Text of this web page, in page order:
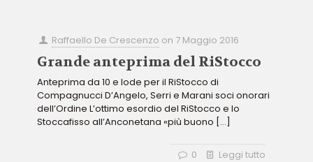
Raffaello De Crescenzo on 7 Maggio 2016
Grande anteprima del RiStocco
Anteprima da 10 e lode per il RiStocco di
Compagnucci D’Angelo, Serri e Marani soci onorari
dell’Ordine L’ottimo esordio del RiStocco e lo
Stoccafisso all’Anconetana «più buono […]
0 Leggi tutto